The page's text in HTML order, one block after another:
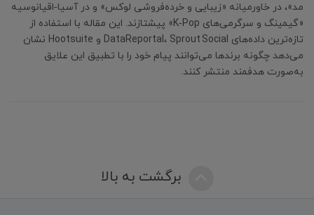
مد»، در خاورمیانه «زیبایی و خرده‌فروشی لوکس» و در آسیا‑اقیانوسیه
«گیمینگ و سرگرمی‌های K‑Pop» پیشتازند. این مقاله با استفاده از
تازه‌ترین داده‌های DataReportal، Sprout Social و Hootsuite نشان
می‌دهد چگونه برندها می‌توانند پیام خود را با تطبیق این علایق
به‌صورت هدفمند منتشر کنند.
برگشت به بالا